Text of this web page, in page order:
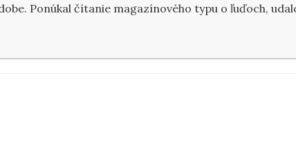
Ponúkal čítanie magazínového typu o ľuďoch,